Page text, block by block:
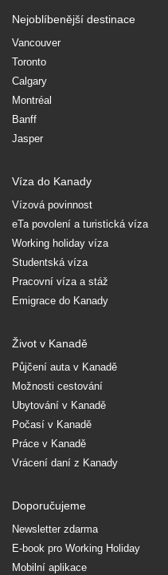
Nejoblíbenější destinace
Vancouver
Toronto
Calgary
Montréal
Banff
Jasper
Víza do Kanady
Vízová povinnost
eTa povolení a turistická víza
Working holiday víza
Studentská víza
Pracovní víza a stáž
Emigrace do Kanady
Život v Kanadě
Půjčení auta v Kanadě
Možnosti cestování
Ubytování v Kanadě
Počasí v Kanadě
Práce v Kanadě
Vrácení daní z Kanady
Doporučujeme
Newsletter zdarma
E-book pro Working Holiday
Mobilní aplikace